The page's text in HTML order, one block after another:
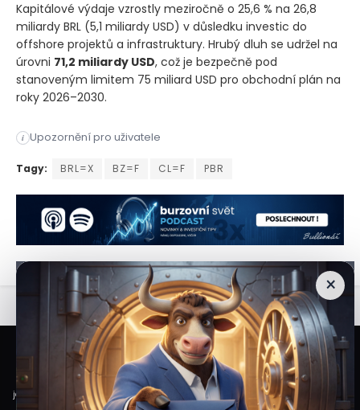
Kapitálové výdaje vzrostly meziročně o 25,6 % na 26,8
miliardy BRL (5,1 miliardy USD) v důsledku investic do
offshore projektů a infrastruktury. Hrubý dluh se udržel na
úrovni 71,2 miliardy USD, což je bezpečně pod
stanoveným limitem 75 miliard USD pro obchodní plán na
roky 2026–2030.
i Upozornění pro uživatele
Brazílií kontrolovaný ropný producent Petrobras vykázal za
Tagy: BRL=X BZ=F CL=F PBR
×
Veškeré informace a materiály zveřejněné na internetových stránkách
Burzovního Světa vycházejí z veřejně dostupných a důvěryhodných zdrojů. Při
jejich zpracování je postupováno s odbornou péčí a cílem poskytovat čtenářům